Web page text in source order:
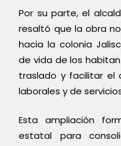
Por su parte, el
resaltó que la obra
hacia la colonia
de vida de los
traslado y facilitar el
laborales y de
Esta ampliación
estatal para